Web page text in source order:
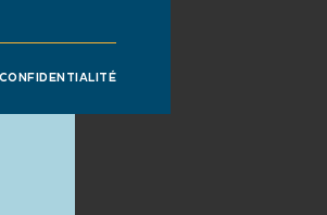
CONFIDENTIALITÉ